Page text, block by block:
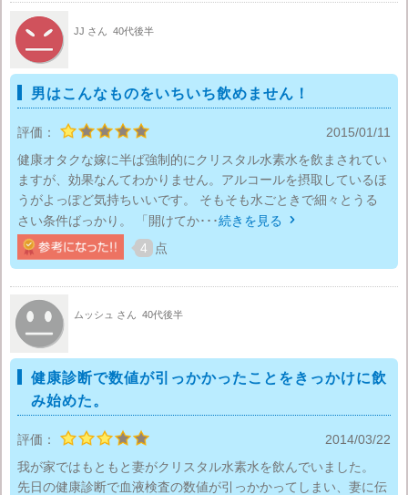
JJ さん 40代後半
男はこんなものをいちいち飲めません！
評価：
2015/01/11
健康オタクな嫁に半ば強制的にクリスタル水素水を飲まされてい
ますが、効果なんてわかりません。アルコールを摂取しているほ
うがよっぽど気持ちいいです。 そもそも水ごときで細々とうる
さい条件ばっかり。 「開けてか･･･続きを見る 
4 点
ムッシュ さん 40代後半
健康診断で数値が引っかかったことをきっかけに飲
み始めた。
評価：
2014/03/22
我が家ではもともと妻がクリスタル水素水を飲んでいました。
先日の健康診断で血液検査の数値が引っかかってしまい、妻に伝